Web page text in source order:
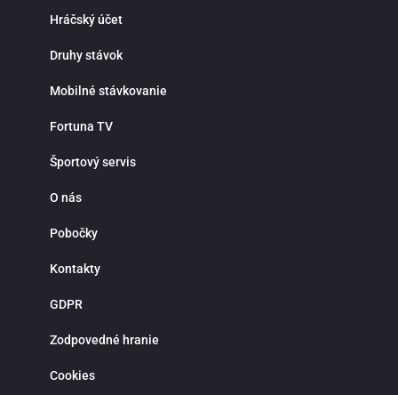
športových udalostí z celého sveta. Prehľadné rozhranie ti umožní rýchlo nájsť
kurzov. Jednou z hlavných výhod online športového stávkovania je pohodlie a
nepretržitý prístup k stávkam. Nemusíš navštevovať kamenné pobočky ani
počítači. Fortuna funguje nonstop a ponúka rýchle vyhodnotenie tiketov,
Prečo stávkovať práve vo Fortune? Okrem bohatej ponuky športových udalostí
domácich aj zahraničných líg, vrátane slovenského a českého futbalu či
stávkovanie, Fortuna ti poskytne všetky nástroje na profesionálne tipovanie.
počas celého stretnutia. Stav na góly, rohy, fauly, vylúčenia alebo ďalší vývoj
ideálne pre skúsenejších tipérov aj pre hráčov, ktorí majú radi dynamiku a
rýchle rozhodovanie. Fortuna myslí aj na nových hráčov. Pre
stávky bez rizika a pravidelné promo akcie. Verní hráči môžu získať rôzne
športovými udalosťami. Bonusová ponuka sa pravidelne obmieňa a prináša
viac možností, ako zvýšiť šancu na výhru. Moderná mobilná aplikácia Fortuna
Aplikácia poskytuje rýchly prístup k stávkam, live udalostiam, histórii tiketov a
Hráčský účet
Druhy stávok
Mobilné stávkovanie
Fortuna TV
Športový servis
O nás
Pobočky
Kontakty
GDPR
Zodpovedné hranie
Cookies